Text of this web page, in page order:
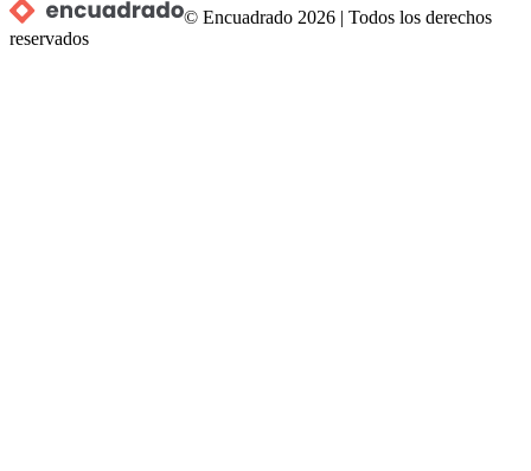
© Encuadrado 2026 |Todos los derechos
reservados